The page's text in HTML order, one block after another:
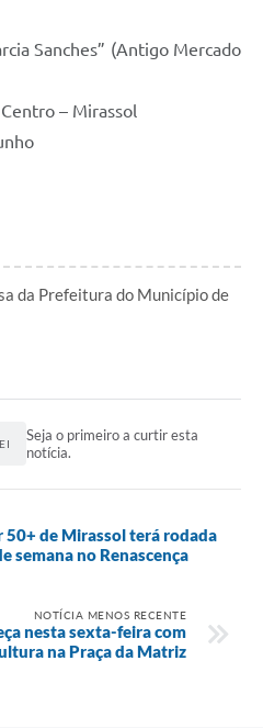
Sanches” (Antigo Mercado
– Mirassol
da Prefeitura do Município de
Seja o primeiro a curtir esta
notícia.
de Mirassol terá rodada
semana no Renascença
NOTÍCIA MENOS RECENTE
nesta sexta-feira com
na Praça da Matriz